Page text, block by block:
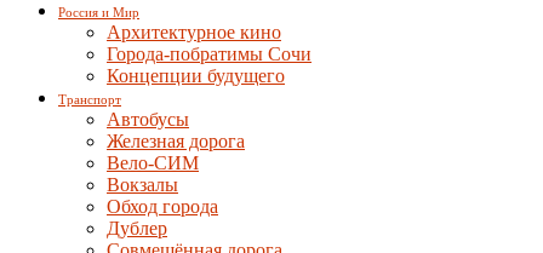
Россия и Мир
Архитектурное кино
Города-побратимы Сочи
Концепции будущего
Транспорт
Автобусы
Железная дорога
Вело-СИМ
Вокзалы
Обход города
Дублер